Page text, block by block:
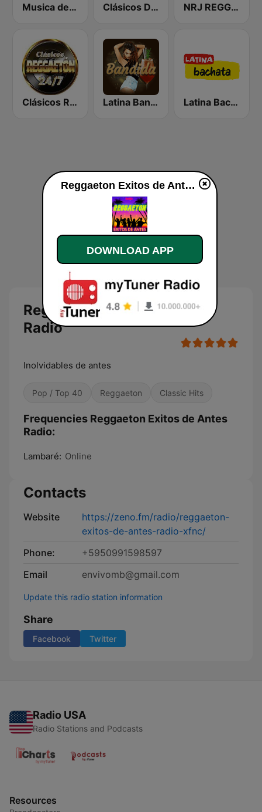
Musica de Bad Bunny Radio Clásicos Del Reggaetón NRJ REGGAETON
Clásicos Reggaeton 24/7 Latina Bandida! Latina Bachata
Reggaeton Exitos de Antes
Radio
Inolvidables de antes
Pop / Top 40 Reggaeton Classic Hits
Frequencies Reggaeton Exitos de Antes
Radio:
Lambaré: Online
Contacts
Website
https://zeno.fm/radio/reggaeton-
exitos-de-antes-radio-xfnc/
Phone:
+5950991598597
Email
envivomb@gmail.com
Update this radio station information
Share
Facebook Twitter
Radio USA
Radio Stations and Podcasts
Resources
Reggaeton Exitos de Antes Radio live
DOWNLOAD APP